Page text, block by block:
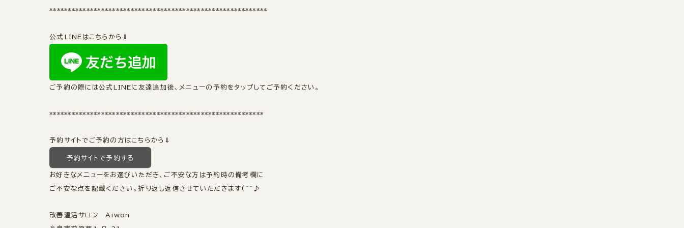
***********************************************************
公式LINEはこちらから⇓
ご予約の際には公式LINEに友達追加後、メニューの予約をタップしてご予約ください。
**********************************************************
予約サイトでご予約の方はこちらから⇓
予約サイトで予約する
お好きなメニューをお選びいただき、ご不安な方は予約時の備考欄に
ご不安な点を記載ください。折り返し返信させていただきます(^^♪
改善温活サロン Aiwon